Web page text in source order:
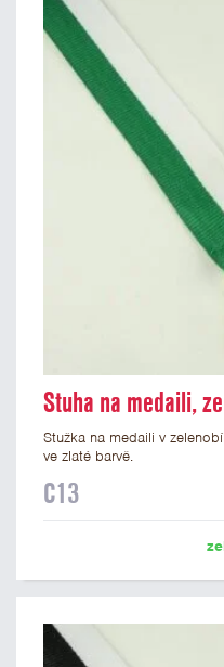
Stuha na medaili,
Stužka na medaili v
ve zlaté barvě.
C13